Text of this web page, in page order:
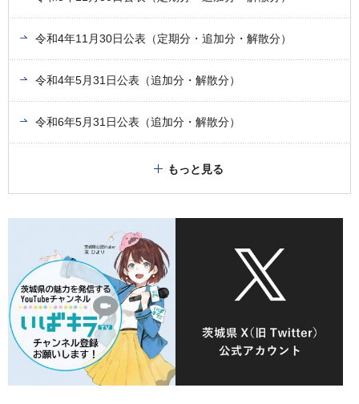
令和4年11月30日公表（定期分・追加分・解散分）
令和4年5月31日公表（追加分・解散分）
令和6年5月31日公表（追加分・解散分）
もっと見る